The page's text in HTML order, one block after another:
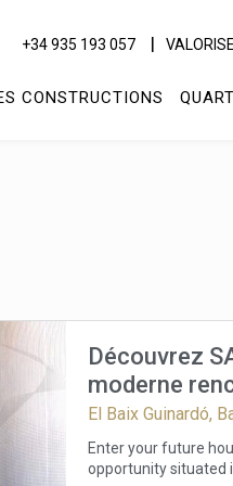
+34 935 193 057
CONSTRUCTIONS
Découvrez
moderne
compromis à
El Baix Guinardó,
Enter your future
opportunity situated